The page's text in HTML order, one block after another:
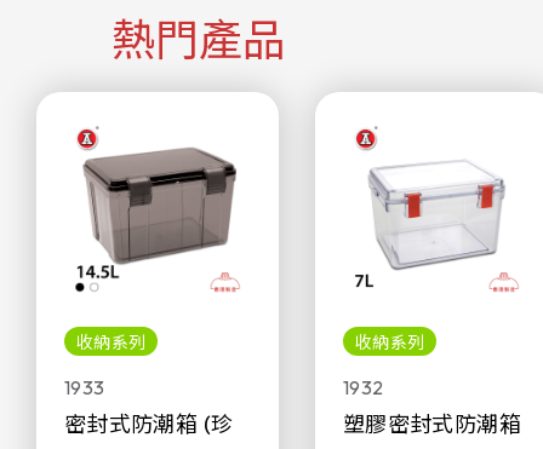
熱門產品
收納系列
1933
密封式防潮箱 (珍
收納系列
1932
塑膠密封式防潮箱